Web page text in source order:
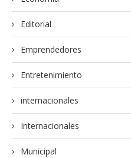
Editorial
Emprendedores
Entretenimiento
internacionales
Internacionales
Municipal